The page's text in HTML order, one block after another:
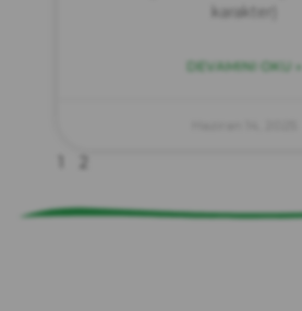
karakter)
DEVAMINI OKU »